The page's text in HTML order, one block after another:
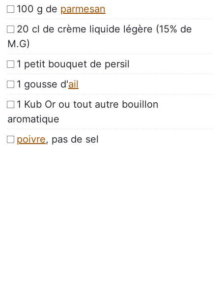
100 g de parmesan
20 cl de crème liquide légère (15% de
M.G)
1 petit bouquet de persil
1 gousse d'ail
1 Kub Or ou tout autre bouillon
aromatique
poivre, pas de sel